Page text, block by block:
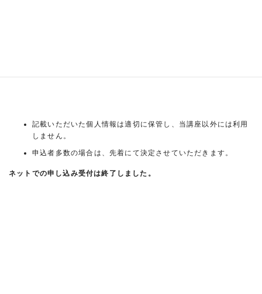
記載いただいた個人情報は適切に保管し、当講座以外には利用
しません。
申込者多数の場合は、先着にて決定させていただきます。
ネットでの申し込み受付は終了しました。